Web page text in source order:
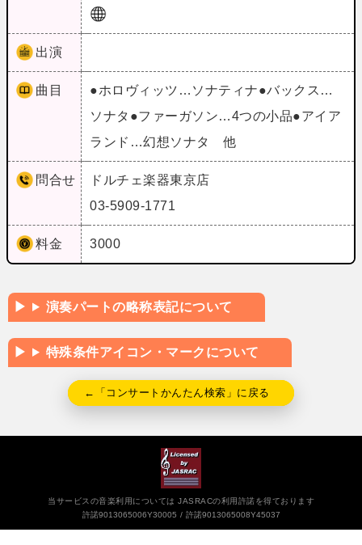
出演
曲目
●ホロヴィッツ…ソナティナ●バックス…
ソナタ●ファーガソン…4つの小品●アイア
ランド…幻想ソナタ 他
問合せ
ドルチェ楽器東京店
03-5909-1771
料金 3000
演奏パートの略称表記について
特殊条件アイコン・マークについて
←「コンサートかんたん検索」に戻る
当サービスの音楽利用については JASRACの利用許諾を得ております
許諾9013065006Y30005
許諾9013065008Y45037